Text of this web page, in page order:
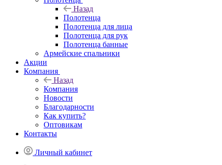
Назад
Полотенца
Полотенца для лица
Полотенца для рук
Полотенца банные
Армейские спальники
Акции
Компания
Назад
Компания
Новости
Благодарности
Как купить?
Оптовикам
Контакты
Личный кабинет